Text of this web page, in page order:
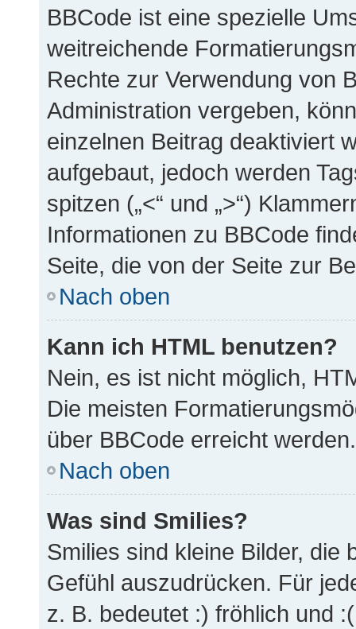
BBCode ist eine spezielle
weitreichende
Rechte zur Verwendung von
Administration vergeben,
einzelnen Beitrag deaktiviert
aufgebaut, jedoch werden
spitzen („<“ und „>“)
Informationen zu BBCode
Seite, die von der Seite zur
Nach oben
Kann ich HTML benutzen?
Nein, es ist nicht möglich,
Die meisten
über BBCode erreicht werden.
Nach oben
Was sind Smilies?
Smilies sind kleine Bilder, die
Gefühl auszudrücken. Für
z. B. bedeutet :) fröhlich und